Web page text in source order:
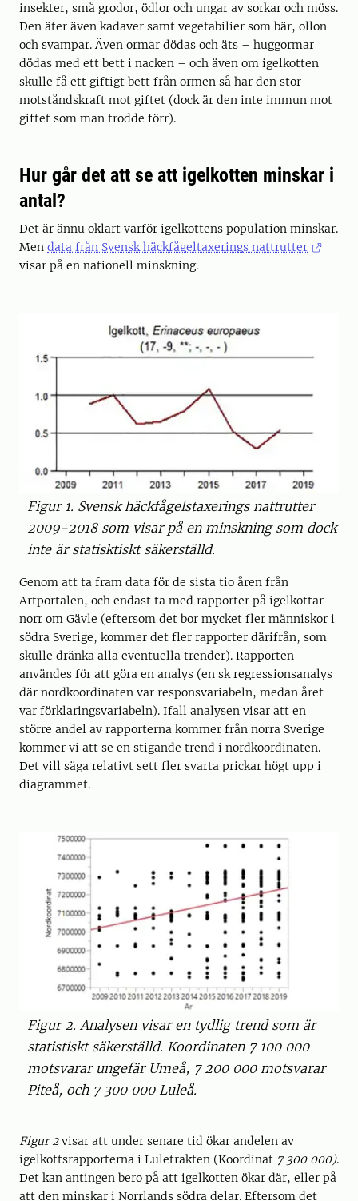
insekter, små grodor, ödlor och ungar av sorkar och möss.
Den äter även kadaver samt vegetabilier som bär, ollon
och svampar. Även ormar dödas och äts – huggormar
dödas med ett bett i nacken – och även om igelkotten
skulle få ett giftigt bett från ormen så har den stor
motståndskraft mot giftet (dock är den inte immun mot
giftet som man trodde förr).
Hur går det att se att igelkotten minskar i
antal?
Det är ännu oklart varför igelkottens population minskar.
Men data från Svensk häckfågeltaxerings nattrutter
visar på en nationell minskning.
Figur 1. Svensk häckfågelstaxerings nattrutter
2009-2018 som visar på en minskning som dock
inte är statisktiskt säkerställd.
Genom att ta fram data för de sista tio åren från
Artportalen, och endast ta med rapporter på igelkottar
norr om Gävle (eftersom det bor mycket fler människor i
södra Sverige, kommer det fler rapporter därifrån, som
skulle dränka alla eventuella trender). Rapporten
användes för att göra en analys (en sk regressionsanalys
där nordkoordinaten var responsvariabeln, medan året
var förklaringsvariabeln). Ifall analysen visar att en
större andel av rapporterna kommer från norra Sverige
kommer vi att se en stigande trend i nordkoordinaten.
Det vill säga relativt sett fler svarta prickar högt upp i
diagrammet.
Figur 2. Analysen visar en tydlig trend som är
statistiskt säkerställd. Koordinaten 7 100 000
motsvarar ungefär Umeå, 7 200 000 motsvarar
Piteå, och 7 300 000 Luleå.
Figur 2visar att under senare tid ökar andelen av
igelkottsrapporterna i Luletrakten (Koordinat 7 300 000).
Det kan antingen bero på att igelkotten ökar där, eller på
att den minskar i Norrlands södra delar. Eftersom det